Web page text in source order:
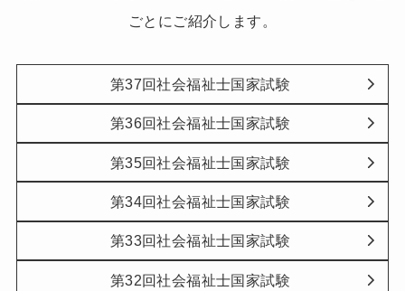
ごとにご紹介します。
第37回社会福祉士国家試験
第36回社会福祉士国家試験
第35回社会福祉士国家試験
第34回社会福祉士国家試験
第33回社会福祉士国家試験
第32回社会福祉士国家試験